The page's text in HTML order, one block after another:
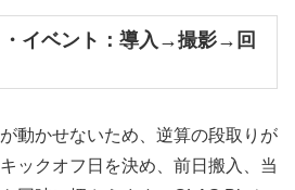
・イベント：導入→撮影→回
動かせないため、逆算の段取りが
ックオフ日を決め、前日搬入、当